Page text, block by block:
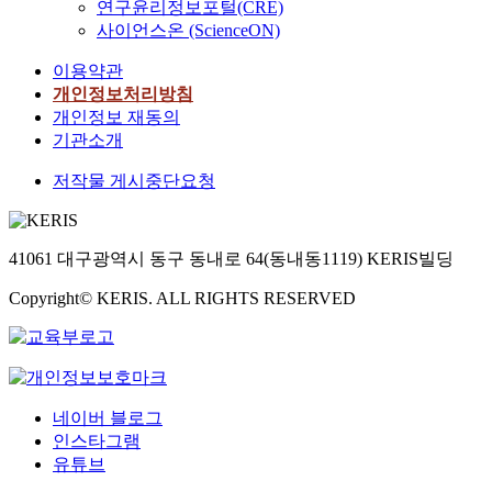
연구윤리정보포털(CRE)
사이언스온 (ScienceON)
이용약관
개인정보처리방침
개인정보 재동의
기관소개
저작물 게시중단요청
41061 대구광역시 동구 동내로 64(동내동1119) KERIS빌딩
Copyright© KERIS. ALL RIGHTS RESERVED
네이버 블로그
인스타그램
유튜브